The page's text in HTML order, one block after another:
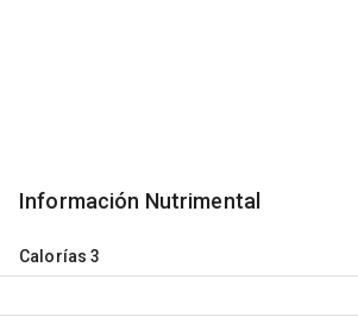
Información Nutrimental
Calorías 3